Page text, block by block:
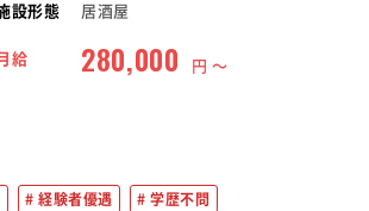
設形態 居酒屋
給 280,000 円 〜
経験者優遇 学歴不問